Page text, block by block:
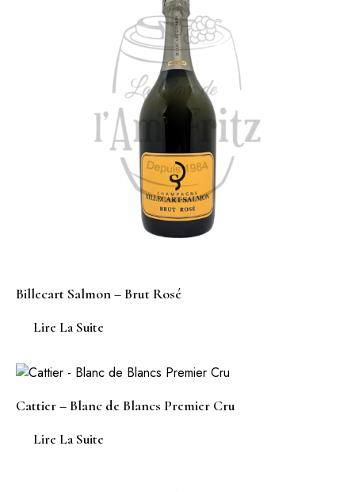
Billecart Salmon – Brut Rosé
Lire La Suite
Cattier – Blanc de Blancs Premier Cru
Lire La Suite